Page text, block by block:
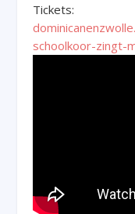
Tickets:
schoolkoor-zingt-